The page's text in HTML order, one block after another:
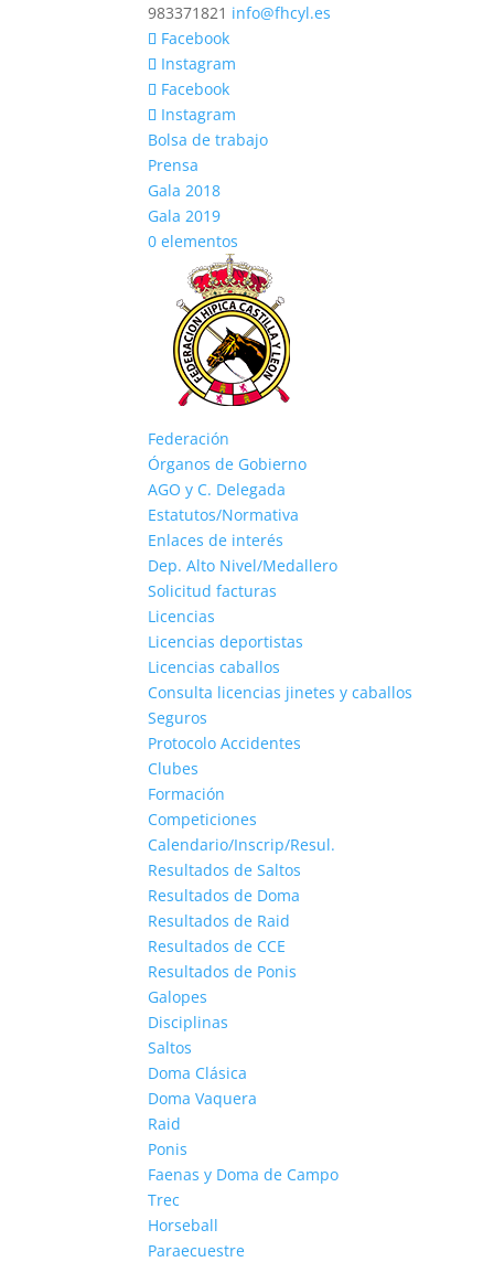
983371821 info@fhcyl.es
Facebook
Instagram
Facebook
Instagram
Bolsa de trabajo
Prensa
Gala 2018
Gala 2019
0 elementos
Federación
Órganos de Gobierno
AGO y C. Delegada
Estatutos/Normativa
Enlaces de interés
Dep. Alto Nivel/Medallero
Solicitud facturas
Licencias
Licencias deportistas
Licencias caballos
Consulta licencias jinetes y caballos
Seguros
Protocolo Accidentes
Clubes
Formación
Competiciones
Calendario/Inscrip/Resul.
Resultados de Saltos
Resultados de Doma
Resultados de Raid
Resultados de CCE
Resultados de Ponis
Galopes
Disciplinas
Saltos
Doma Clásica
Doma Vaquera
Raid
Ponis
Faenas y Doma de Campo
Trec
Horseball
Paraecuestre